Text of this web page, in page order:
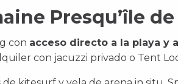
Presqu’île
con acceso directo a la playa y
con jacuzzi privado o Tent